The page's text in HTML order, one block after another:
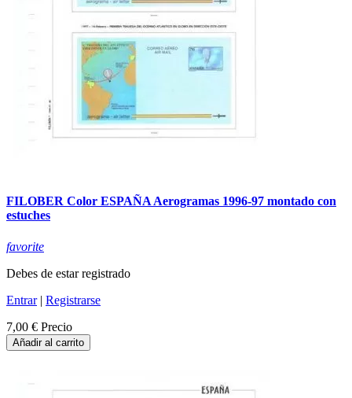
FILOBER Color ESPAÑA Aerogramas 1996-97 montado con
estuches
favorite
Debes de estar registrado
Entrar| Registrarse
7,00 € Precio
Añadir al carrito